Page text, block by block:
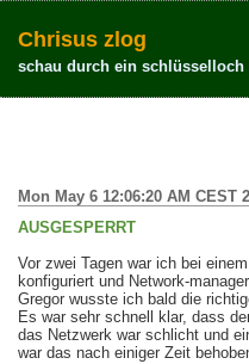
Chrisus zlog
schau durch ein schlüsselloch
Mon May 6 12:06:20 AM CEST
AUSGESPERRT
Vor zwei Tagen war ich bei
konfiguriert und Network-
Gregor wusste ich bald die
Es war sehr schnell klar, dass
das Netzwerk war schlicht und
war das nach einiger Zeit